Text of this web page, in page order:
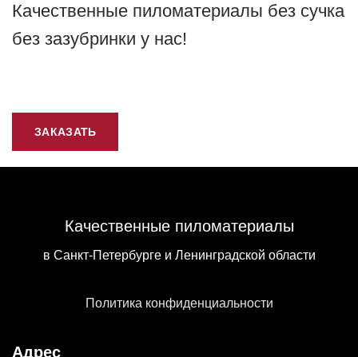
Качественные пиломатериалы без сучка
без зазубринки у нас!
ЗАКАЗАТЬ
Качественные пиломатериалы
в Санкт-Петербурге и Ленинградской области
Политика конфиденциальности
Адрес